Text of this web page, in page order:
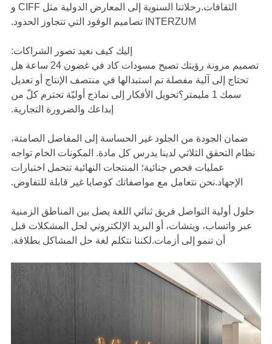
الثقافات.رحلاتنا السنوية إلى المعارض الدولية مثل CIFF و
INTERZUM تصاميم الوقود التي تتجاوز الحدود.
إليك كيف نعيد تصور الشراكات:
تصميم مرونة رؤيتك تصبح مسودات كاد في غضون 24 ساعة هل
تحتاج إلى آلية مفصلة تم استبدالها في منتصف الإنتاج أو تعديل
سمك 1 مليمتر؟تحويل الأفكار إلى نماذج أوليّة تحترم كلّ من
إبداعك والضرورة التجارية.
ضمان الجودة من الجلود غير الحساسة إلى المفاصل الصامتة،
نظام التحقق الثلاثي لدينا يدرس كل مادة. المكونات الخام تواجه
عمليات فحص جنائية؛ المنتجات النهائية تتحمل اختبارات
الإجهاد.نحن نتعامل مع مواصفاتك كوصايا غير قابلة للتفاوض.
حلول أولية التواصل فريق ثنائي اللغة يصل بين المناطق الزمنية
عبر واتساب، ويتشات، أو البريد الإلكتروني لحل المشكلات قبل
أن تنمو إلى أزمات.لكننا نتكلم لغة حل المشاكل بطلاقة.